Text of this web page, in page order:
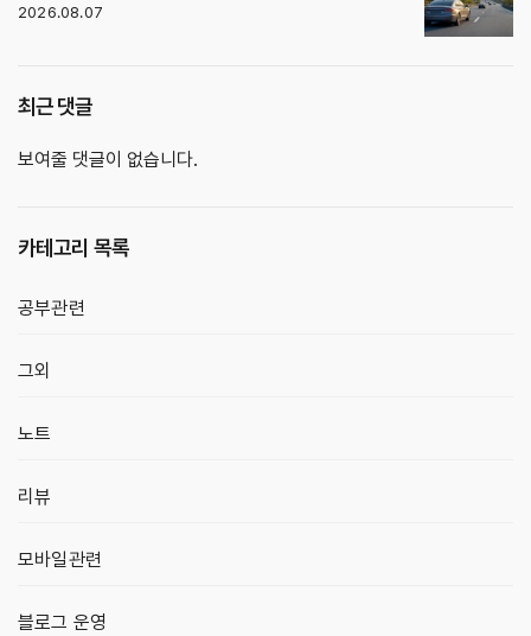
2026.08.07
최근 댓글
보여줄 댓글이 없습니다.
카테고리 목록
공부관련
그외
노트
리뷰
모바일관련
블로그 운영